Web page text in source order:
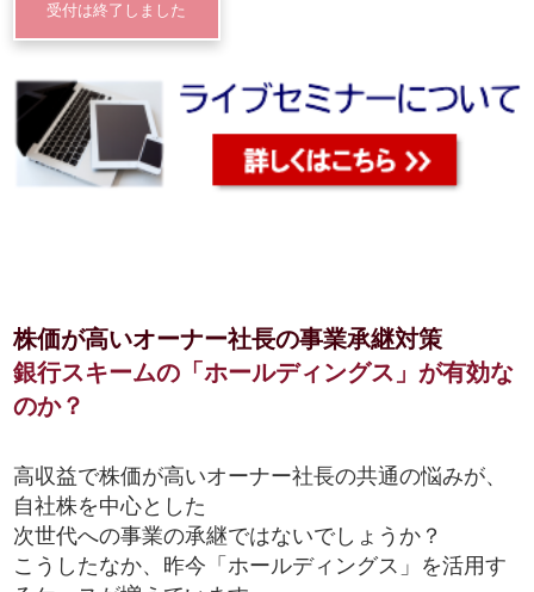
受付は終了しました
株価が高いオーナー社長の事業承継対策
銀行スキームの「ホールディングス」が有効な
のか？
高収益で株価が高いオーナー社長の共通の悩みが、
自社株を中心とした
次世代への事業の承継ではないでしょうか？
こうしたなか、昨今「ホールディングス」を活用す